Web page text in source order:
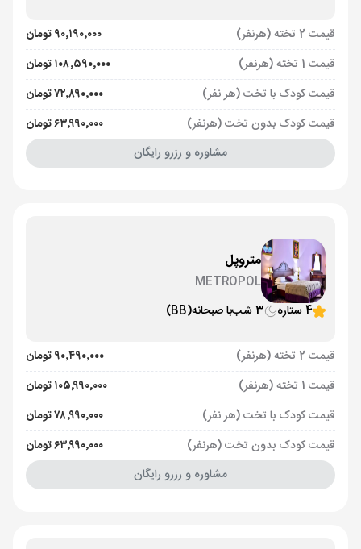
قیمت 2 تخته (هرنفر)
۹۰٬۱۹۰٬۰۰۰ تومان
قیمت 1 تخته (هرنفر)
۱۰۸٬۵۹۰٬۰۰۰ تومان
قیمت کودک با تخت (هر نفر)
۷۲٬۸۹۰٬۰۰۰ تومان
قیمت کودک بدون تخت (هرنفر)
۶۳٬۹۹۰٬۰۰۰ تومان
مشاوره و رزرو رایگان
متروپل
METROPOL
4 ستاره
3 شب با صبحانه(BB)
قیمت 2 تخته (هرنفر)
۹۰٬۴۹۰٬۰۰۰ تومان
قیمت 1 تخته (هرنفر)
۱۰۵٬۹۹۰٬۰۰۰ تومان
قیمت کودک با تخت (هر نفر)
۷۸٬۹۹۰٬۰۰۰ تومان
قیمت کودک بدون تخت (هرنفر)
۶۳٬۹۹۰٬۰۰۰ تومان
مشاوره و رزرو رایگان